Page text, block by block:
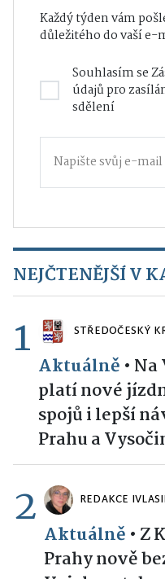
Každý týden vám
důležitého do vaší e-
Souhlasím se
údajůpro
sdělení
NEJČTENĚJŠÍ V
1 STŘEDOČESKÝ
Aktuálně • Na
platí nové
spojů i lepší
Prahu a
2 REDAKCE
Aktuálně • Z
Prahy nově